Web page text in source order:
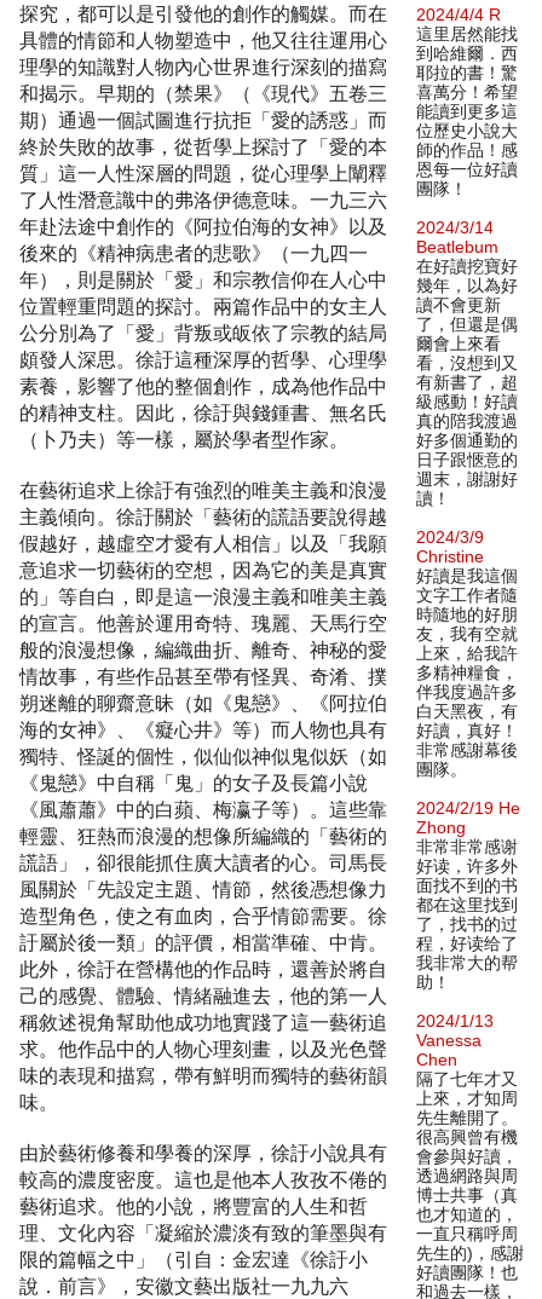
探究，都可以是引發他的創作的觸媒。而在
具體的情節和人物塑造中，他又往往運用心
理學的知識對人物內心世界進行深刻的描寫
和揭示。早期的（禁果》（《現代》五卷三
期）通過一個試圖進行抗拒「愛的誘惑」而
終於失敗的故事，從哲學上探討了「愛的本
質」這一人性深層的問題，從心理學上闡釋
了人性潛意識中的弗洛伊德意味。一九三六
年赴法途中創作的《阿拉伯海的女神》以及
後來的《精神病患者的悲歌》（一九四一
年），則是關於「愛」和宗教信仰在人心中
位置輕重問題的探討。兩篇作品中的女主人
公分別為了「愛」背叛或皈依了宗教的結局
頗發人深思。徐訏這種深厚的哲學、心理學
素養，影響了他的整個創作，成為他作品中
的精神支柱。因此，徐訏與錢鍾書、無名氏
（卜乃夫）等一樣，屬於學者型作家。
在藝術追求上徐訏有強烈的唯美主義和浪漫
主義傾向。徐訏關於「藝術的謊語要說得越
假越好，越虛空才愛有人相信」以及「我願
意追求一切藝術的空想，因為它的美是真實
的」等自白，即是這一浪漫主義和唯美主義
的宣言。他善於運用奇特、瑰麗、天馬行空
般的浪漫想像，編織曲折、離奇、神秘的愛
情故事，有些作品甚至帶有怪異、奇淆、撲
朔迷離的聊齋意昧（如《鬼戀》、《阿拉伯
海的女神》、《癡心井》等）而人物也具有
獨特、怪誕的個性，似仙似神似鬼似妖（如
《鬼戀》中自稱「鬼」的女子及長篇小說
《風蕭蕭》中的白蘋、梅瀛子等）。這些靠
輕靈、狂熱而浪漫的想像所編織的「藝術的
謊語」，卻很能抓住廣大讀者的心。司馬長
風關於「先設定主題、情節，然後憑想像力
造型角色，使之有血肉，合乎情節需要。徐
訏屬於後一類」的評價，相當準確、中肯。
此外，徐訏在營構他的作品時，還善於將自
己的感覺、體驗、情緒融進去，他的第一人
稱敘述視角幫助他成功地實踐了這一藝術追
求。他作品中的人物心理刻畫，以及光色聲
味的表現和描寫，帶有鮮明而獨特的藝術韻
味。
由於藝術修養和學養的深厚，徐訏小說具有
較高的濃度密度。這也是他本人孜孜不倦的
藝術追求。他的小說，將豐富的人生和哲
理、文化內容「凝縮於濃淡有致的筆墨與有
限的篇幅之中」（引自：金宏達《徐訏小
說．前言》，安徽文藝出版社一九九六
2024/4/4 R
這里居然能找
到哈維爾．西
耶拉的書！驚
喜萬分！希望
能讀到更多這
位歷史小說大
師的作品！感
恩每一位好讀
團隊！
2024/3/14
Beatlebum
在好讀挖寶好
幾年，以為好
讀不會更新
了，但還是偶
爾會上來看
看，沒想到又
有新書了，超
級感動！好讀
真的陪我渡過
好多個通勤的
日子跟愜意的
週末，謝謝好
讀！
2024/3/9
Christine
好讀是我這個
文字工作者隨
時隨地的好朋
友，我有空就
上來，給我許
多精神糧食，
伴我度過許多
白天黑夜，有
好讀，真好！
非常感謝幕後
團隊。
2024/2/19 He
Zhong
非常非常感谢
好读，许多外
面找不到的书
都在这里找到
了，找书的过
程，好读给了
我非常大的帮
助！
2024/1/13
Vanessa
Chen
隔了七年才又
上來，才知周
先生離開了。
很高興曾有機
會參與好讀，
透過網路與周
博士共事（真
也才知道的，
一直只稱呼周
先生的)，感謝
好讀團隊！也
和過去一樣，